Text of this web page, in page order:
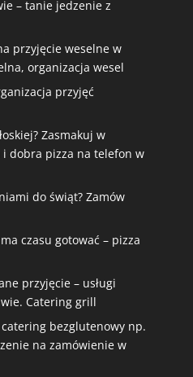
– tanie jedzenie z
przyjęcie weselne w
organizacja wesel
przyjęć
Zasmakuj w
dobra pizza na telefon w
do świąt? Zamów
czasu gotować – pizza
przyjęcie – usługi
Catering grill
catering bezglutenowy np.
na zamówienie w